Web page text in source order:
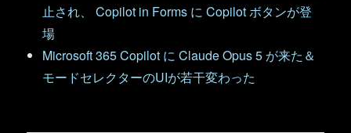
止され、 Copilot in Forms に Copilot ボタンが登
場
Microsoft 365 Copilot に Claude Opus 5 が来た＆
モードセレクターのUIが若干変わった